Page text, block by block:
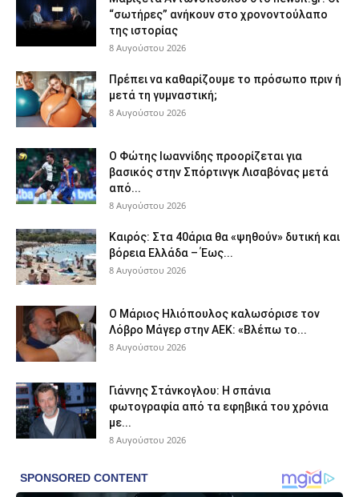
“σωτήρες” ανήκουν στο χρονοντούλαπο
της ιστορίας
8 Αυγούστου 2026
Πρέπει να καθαρίζουμε το πρόσωπο πριν ή
μετά τη γυμναστική;
8 Αυγούστου 2026
Ο Φώτης Ιωαννίδης προορίζεται για
βασικός στην Σπόρτινγκ Λισαβόνας μετά
από...
8 Αυγούστου 2026
Καιρός: Στα 40άρια θα «ψηθούν» δυτική και
βόρεια Ελλάδα – Έως...
8 Αυγούστου 2026
Ο Μάριος Ηλιόπουλος καλωσόρισε τον
Λόβρο Μάγερ στην ΑΕΚ: «Βλέπω το...
8 Αυγούστου 2026
Γιάννης Στάνκογλου: Η σπάνια
φωτογραφία από τα εφηβικά του χρόνια
με...
8 Αυγούστου 2026